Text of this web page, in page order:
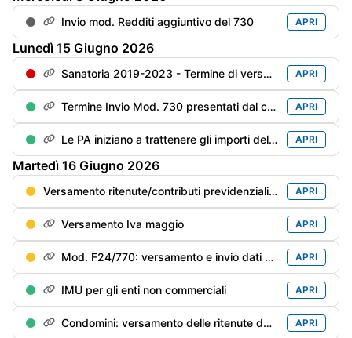
Invio mod. Redditi aggiuntivo del 730 APRI
Lunedì 15 Giugno 2026
Sanatoria 2019-2023 - Termine di versamento della 4° rata APRI
Termine Invio Mod. 730 presentati dal contribuente entro il 31/05 APRI
Le PA iniziano a trattenere gli importi delle cartelle inevase prima di pagare i compensi professionali APRI
Martedì 16 Giugno 2026
Versamento ritenute/contributi previdenziali del mese di maggio APRI
Versamento Iva maggio APRI
Mod. F24/770: versamento e invio dati delle ritenute/trattenute operate APRI
IMU per gli enti non commerciali APRI
Condomini: versamento delle ritenute dei primi 6 mesi del anno in corso rimaste “sottosoglia“ (€. 500), se non già versate APRI